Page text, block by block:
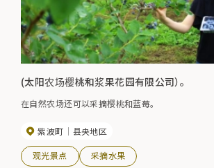
(太阳农场樱桃和浆果花园有限公司）。
在自然农场还可以采摘樱桃和蓝莓。
紫波町 县央地区
观光景点 采摘水果